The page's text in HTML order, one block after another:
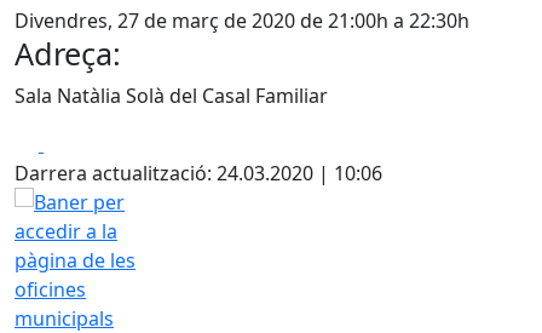
Divendres, 27 de març de 2020 de 21:00h a 22:30h
Adreça:
Sala Natàlia Solà del Casal Familiar
Darrera actualització: 24.03.2020 | 10:06